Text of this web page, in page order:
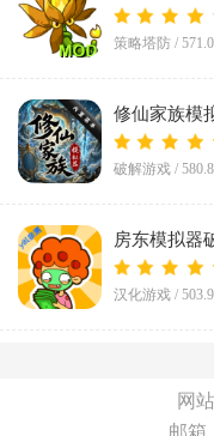
菜单
策略塔防 /
修仙家族模
v10.1.6
破解游戏 /
房东模拟器
v1.87.5.2
汉化游戏 /
网
邮箱